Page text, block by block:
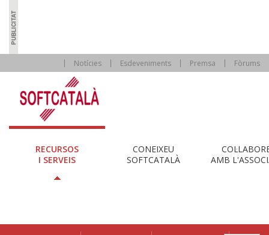
Notícies Esdeveniments Premsa Fòrums
RECURSOS
I SERVEIS
CONEIXEU
SOFTCATALÀ
AMB